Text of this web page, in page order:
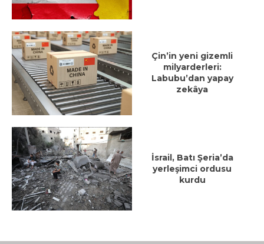
Çin’in yeni gizemli
milyarderleri:
Labubu’dan yapay
zekâya
İsrail, Batı Şeria’da
yerleşimci ordusu
kurdu